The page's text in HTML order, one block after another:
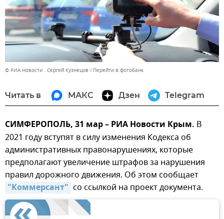
© РИА Новости . Сергей Кузнецов Перейти в фотобанк
Читать в МАКС Дзен Telegram
СИМФЕРОПОЛЬ, 31 мар – РИА Новости Крым. В
2021 году вступят в силу изменения Кодекса об
административных правонарушениях, которые
предполагают увеличение штрафов за нарушения
правил дорожного движения. Об этом сообщает
"Коммерсант" со ссылкой на проект документа.